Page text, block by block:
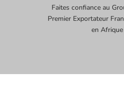
Faites confiance au
Premier Exportateur
en